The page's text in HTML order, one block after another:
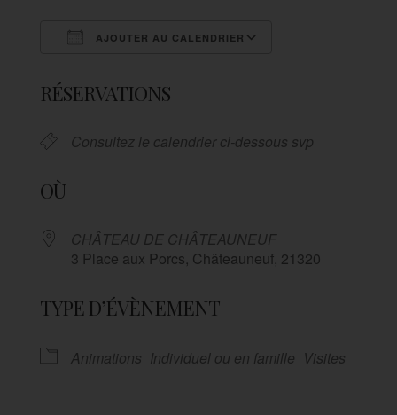
AJOUTER AU CALENDRIER
RÉSERVATIONS
Consultez le calendrier ci-dessous svp
OÙ
CHÂTEAU DE CHÂTEAUNEUF
3 Place aux Porcs, Châteauneuf, 21320
TYPE D’ÉVÈNEMENT
Animations Individuel ou en famille Visites